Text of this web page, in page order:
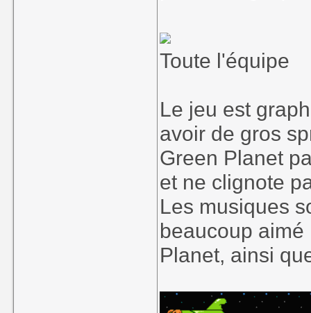
Toute l'équipe
Le jeu est
avoir de gros
Green Planet
et ne clignote
Les musiques
beaucoup
Planet, ainsi